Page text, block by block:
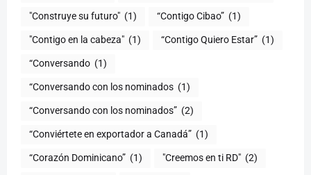
"Construye su futuro" (1) “Contigo Cibao” (1)
"Contigo en la cabeza" (1) “Contigo Quiero Estar” (1)
“Conversando (1)
“Conversando con los nominados (1)
“Conversando con los nominados” (2)
“Conviértete en exportador a Canadá” (1)
“Corazón Dominicano” (1) "Creemos en ti RD" (2)